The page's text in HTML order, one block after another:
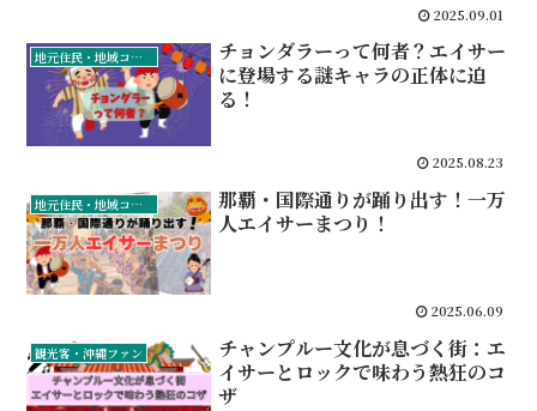
2025.09.01
地元住民・地域コミュニティ
チョンダラーって何者？エイサー
に登場する謎キャラの正体に迫
る！
2025.08.23
地元住民・地域コミュニティ
那覇・国際通りが踊り出す！一万
人エイサーまつり！
2025.06.09
観光客・沖縄ファン
チャンプルー文化が息づく街：エ
イサーとロックで味わう熱狂のコ
ザ